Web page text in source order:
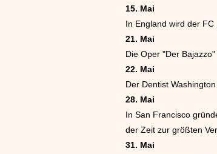
15. Mai
In England wird der FC
21. Mai
Die Oper "Der
22. Mai
Der Dentist
28. Mai
In San Francisco
der Zeit zur größten
31. Mai